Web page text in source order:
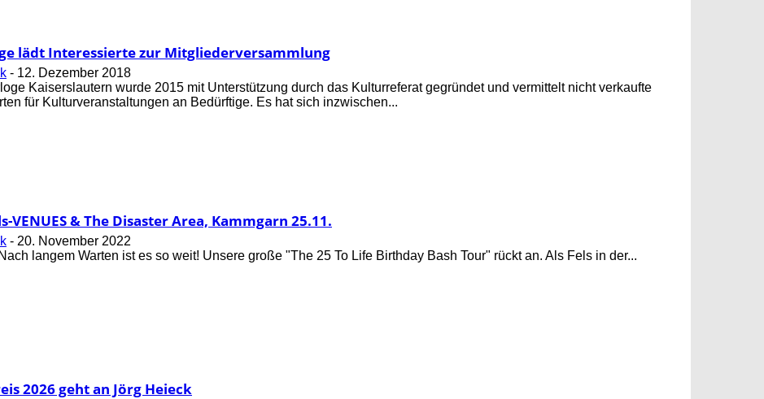
lädt Interessierte zur Mitgliederversammlung
- 12. Dezember 2018
Kaiserslautern wurde 2015 mit Unterstützung durch das Kulturreferat gegründet und vermittelt nicht verkaufte
für Kulturveranstaltungen an Bedürftige. Es hat sich inzwischen...
VENUES & The Disaster Area, Kammgarn 25.11.
- 20. November 2022
langem Warten ist es so weit! Unsere große "The 25 To Life Birthday Bash Tour" rückt an. Als Fels in der...
2026 geht an Jörg Heieck